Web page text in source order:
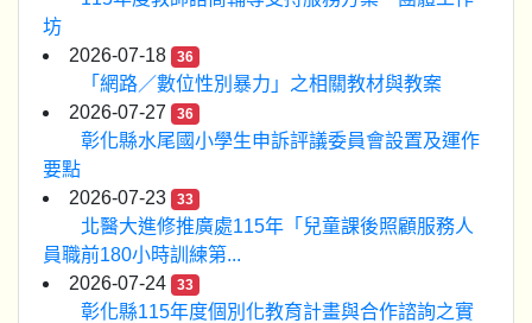
坊
2026-07-18
36
「網路／數位性別暴力」之相關教材與教案
2026-07-27
36
彰化縣水尾國小學生申訴評議委員會設置及運作
要點
2026-07-23
33
北醫大進修推廣處115年「兒童課後照顧服務人
員職前180小時訓練第...
2026-07-24
33
彰化縣115年度個別化教育計畫與合作諮詢之實